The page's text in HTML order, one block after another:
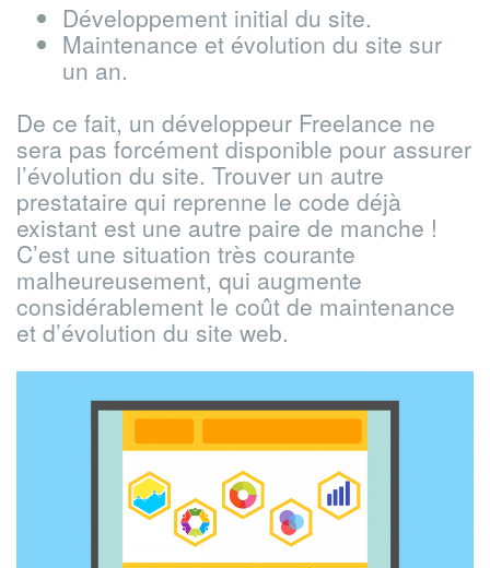
Développement initial du site.
Maintenance et évolution du site sur
un an.
De ce fait, un développeur Freelance ne
sera pas forcément disponible pour assurer
l’évolution du site. Trouver un autre
prestataire qui reprenne le code déjà
existant est une autre paire de manche !
C’est une situation très courante
malheureusement, qui augmente
considérablement le coût de maintenance
et d’évolution du site web.